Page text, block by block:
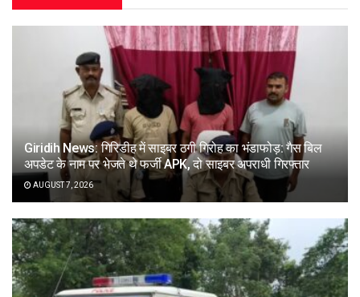
Giridih News: गिरिडीह में साइबर ठगी गिरोह का भंडाफोड़: गैस बिल
अपडेट के नाम पर भेजते थे फर्जी APK, दो साइबर अपराधी गिरफ्तार
AUGUST 7, 2026